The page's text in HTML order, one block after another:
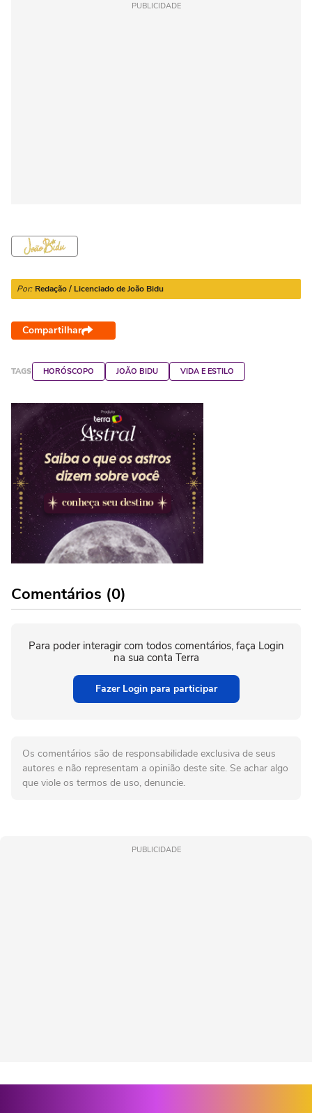
PUBLICIDADE
Por: Redação / Licenciado de João Bidu
Compartilhar
TAGS HORÓSCOPO JOÃO BIDU VIDA E ESTILO
Comentários (0)
Para poder interagir com todos comentários, faça Login
na sua conta Terra
Fazer Login para participar
Os comentários são de responsabilidade exclusiva de seus
autores e não representam a opinião deste site. Se achar algo
que viole os termos de uso, denuncie.
PUBLICIDADE